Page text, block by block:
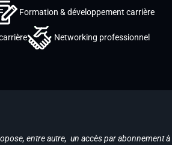
Formation & développement carrière
Networking professionnel
entre autre, un accès par abonnement à